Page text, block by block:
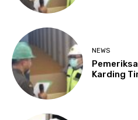
NEWS
Karding